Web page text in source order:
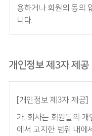
용하거나 회원의 동의
니다.
개인정보 제3자 제공
[개인정보 제3자 제공]
가. 회사는 회원들의
에서 고지한 범위 내에